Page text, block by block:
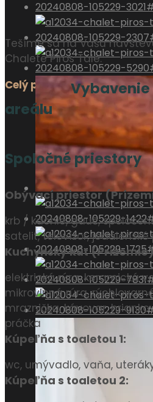
Tešíme sa na Vašu
Chalete Piros Tale.
Celý popis ᐯ
areálu
Spoločné priestory
Obývací priestor
krb / kachle, gauč,
satelit, televízor,
Kuchynský kút
elektrická rúra, keramická
mikrovlnná rúra,
mraznička, kávovar,
práčka
Kúpeľňa s toaletou 1:
wc, umývadlo, vaňa,
Kúpeľňa s toaletou 2: